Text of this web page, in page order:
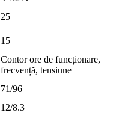
25
15
Contor ore de funcționare,
frecvență, tensiune
71/96
12/8.3